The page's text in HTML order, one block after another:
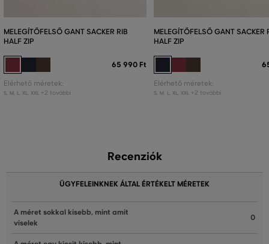
MELEGÍTŐFELSŐ GANT SACKER RIB
HALF ZIP
65 990 Ft
Elérhető méretek:
S M L XL XXL +2 további
MELEGÍTŐFELSŐ GANT SACKER
HALF ZIP
Elérhető méretek:
S M L XL XXL +2 további
Recenziók
ÜGYFELEINKNEK ÁLTAL ÉRTÉKELT MÉRETEK
A méret sokkal kisebb, mint amit
viselek
0